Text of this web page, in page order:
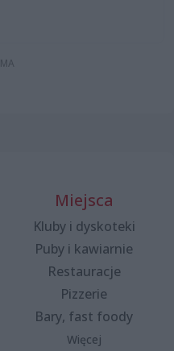
Miejsca
Kluby i dyskoteki
Puby i kawiarnie
Restauracje
Pizzerie
Bary, fast foody
Więcej